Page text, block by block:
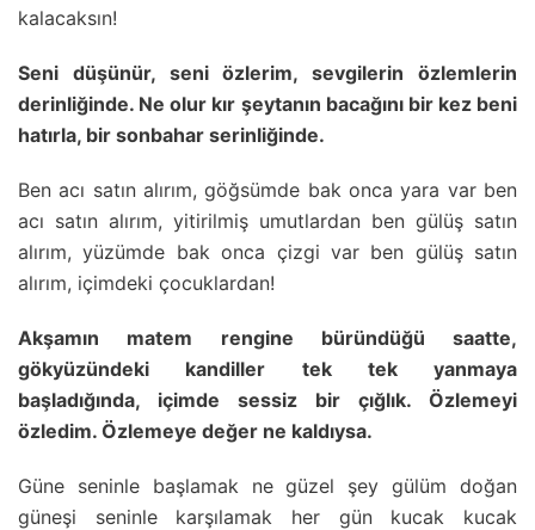
kalacaksın!
Seni düşünür, seni özlerim, sevgilerin özlemlerin
derinliğinde. Ne olur kır şeytanın bacağını bir kez beni
hatırla, bir sonbahar serinliğinde.
Ben acı satın alırım, göğsümde bak onca yara var ben
acı satın alırım, yitirilmiş umutlardan ben gülüş satın
alırım, yüzümde bak onca çizgi var ben gülüş satın
alırım, içimdeki çocuklardan!
Akşamın matem rengine büründüğü saatte,
gökyüzündeki kandiller tek tek yanmaya
başladığında, içimde sessiz bir çığlık. Özlemeyi
özledim. Özlemeye değer ne kaldıysa.
Güne seninle başlamak ne güzel şey gülüm doğan
güneşi seninle karşılamak her gün kucak kucak